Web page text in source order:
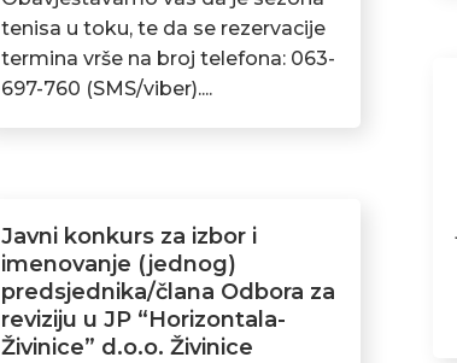
tenisa u toku, te da se rezervacije
termina vrše na broj telefona: 063-
697-760 (SMS/viber)....
Javni konkurs za izbor i
imenovanje (jednog)
predsjednika/člana Odbora za
reviziju u JP “Horizontala-
Živinice” d.o.o. Živinice